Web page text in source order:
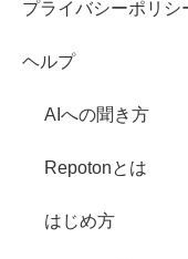
プライバシーポリシ
ヘルプ
AIへの聞き方
Repotonとは
はじめ方